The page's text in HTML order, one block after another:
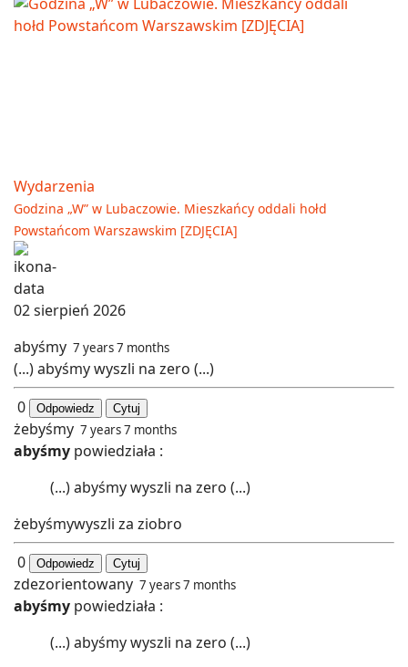
Wydarzenia
Godzina „W” w Lubaczowie. Mieszkańcy oddali hołd
Powstańcom Warszawskim [ZDJĘCIA]
02 sierpień 2026
abyśmy 7 years 7 months
(...) abyśmy wyszli na zero (...)
0
Odpowiedz Cytuj
żebyśmy 7 years 7 months
abyśmy powiedziała :
(...) abyśmy wyszli na zero (...)
żebyśmywyszli za ziobro
0
Odpowiedz Cytuj
zdezorientowany 7 years 7 months
abyśmy powiedziała :
(...) abyśmy wyszli na zero (...)